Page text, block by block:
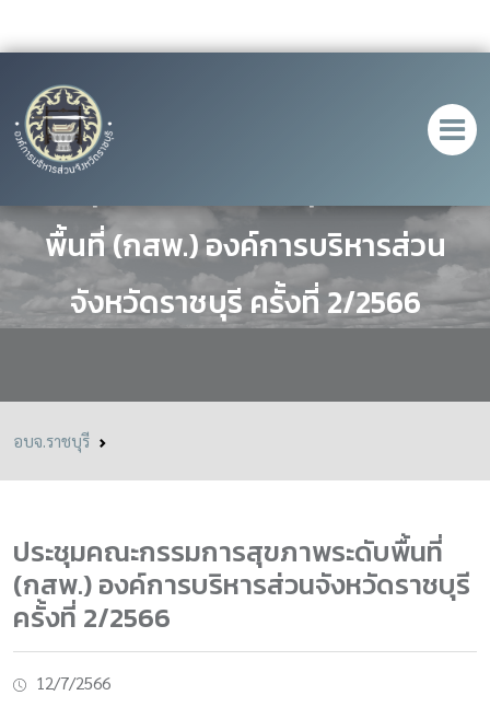
ประชุมคณะกรรมการสุขภาพระดับ
พื้นที่ (กสพ.) องค์การบริหารส่วน
จังหวัดราชบุรี ครั้งที่ 2/2566
อบจ.ราชบุรี
ประชุมคณะกรรมการสุขภาพระดับพื้นที่
(กสพ.) องค์การบริหารส่วนจังหวัดราชบุรี
ครั้งที่ 2/2566
12/7/2566